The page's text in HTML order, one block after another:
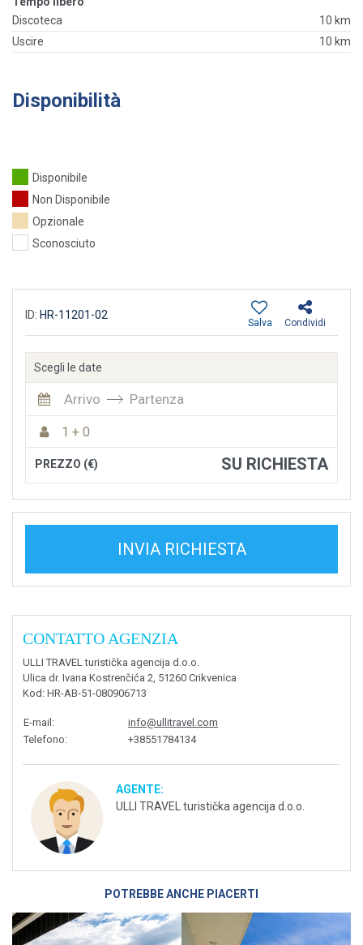
Discoteca
10 km
Uscire
10 km
Disponibilità
Disponibile
Non Disponibile
Opzionale
Sconosciuto
ID: HR-11201-02
Condividi
Salva
Scegli le date
Arrivo Partenza
1 + 0
PREZZO (€) SU RICHIESTA
INVIA RICHIESTA
CONTATTO AGENZIA
ULLI TRAVEL turistička agencija d.o.o.
Ulica dr. Ivana Kostrenčića 2, 51260 Crikvenica
Kod : HR-AB-51-080906713
E-mail :
info@ullitravel.com
Telefono: +38551784134
AGENTE:
ULLI TRAVEL turistička agencija d.o.o.
POTREBBE ANCHE PIACERTI